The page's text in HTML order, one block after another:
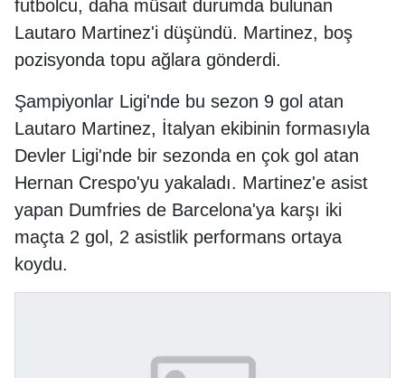
futbolcu, daha müsait durumda bulunan
Lautaro Martinez'i düşündü. Martinez, boş
pozisyonda topu ağlara gönderdi.
Şampiyonlar Ligi'nde bu sezon 9 gol atan
Lautaro Martinez, İtalyan ekibinin formasıyla
Devler Ligi'nde bir sezonda en çok gol atan
Hernan Crespo'yu yakaladı. Martinez'e asist
yapan Dumfries de Barcelona'ya karşı iki
maçta 2 gol, 2 asistlik performans ortaya
koydu.